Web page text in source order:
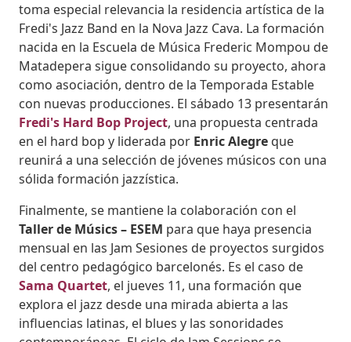
toma especial relevancia la residencia artística de la
Fredi's Jazz Band en la Nova Jazz Cava. La formación
nacida en la Escuela de Música Frederic Mompou de
Matadepera sigue consolidando su proyecto, ahora
como asociación, dentro de la Temporada Estable
con nuevas producciones. El sábado 13 presentarán
Fredi's Hard Bop Project, una propuesta centrada
en el hard bop y liderada por Enric Alegre que
reunirá a una selección de jóvenes músicos con una
sólida formación jazzística.
Finalmente, se mantiene la colaboración con el
Taller de Músics – ESEM para que haya presencia
mensual en las Jam Sesiones de proyectos surgidos
del centro pedagógico barcelonés. Es el caso de
Sama Quartet, el jueves 11, una formación que
explora el jazz desde una mirada abierta a las
influencias latinas, el blues y las sonoridades